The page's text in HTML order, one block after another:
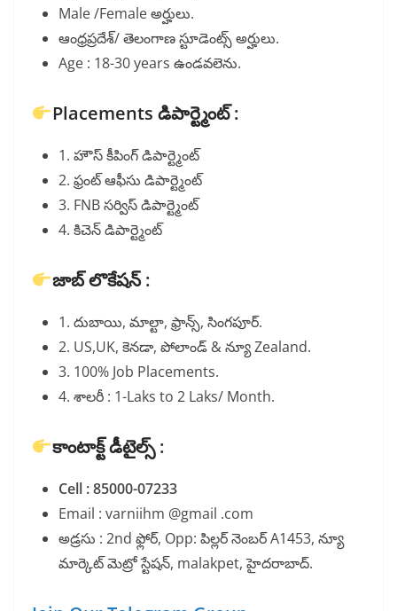
Male /Female అర్హులు.
ఆంధ్రప్రదేశ్/ తెలంగాణ స్టూడెంట్స్ అర్హులు.
Age : 18-30 years ఉండవలెను.
Placements డిపార్ట్మెంట్ :
1. హౌస్ కీపింగ్ డిపార్ట్మెంట్
2. ఫ్రంట్ ఆఫీసు డిపార్ట్మెంట్
3. FNB సర్విస్ డిపార్ట్మెంట్
4. కిచెన్ డిపార్ట్మెంట్
జాబ్ లొకేషన్ :
1. దుబాయి, మాల్టా, ఫ్రాన్స్, సింగపూర్.
2. US,UK, కెనడా, పోలాండ్ & న్యూ Zealand.
3. 100% Job Placements.
4. శాలరీ : 1-Laks to 2 Laks/ Month.
కాంటాక్ట్ డీటైల్స్ :
Cell : 85000-07233
Email : varniihm @gmail .com
అడ్రసు : 2nd ఫ్లోర్, Opp: పిల్లర్ నెంబర్ A1453, న్యూ
మార్కెట్ మెట్రో స్టేషన్, malakpet, హైదరాబాద్.